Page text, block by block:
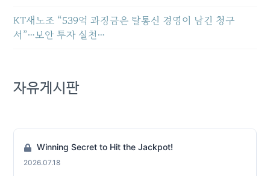
KT새노조 “539억 과징금은 탈통신 경영이 남긴 청구
서”…보안 투자 실천…
자유게시판
Winning Secret to Hit the Jackpot!
2026.07.18